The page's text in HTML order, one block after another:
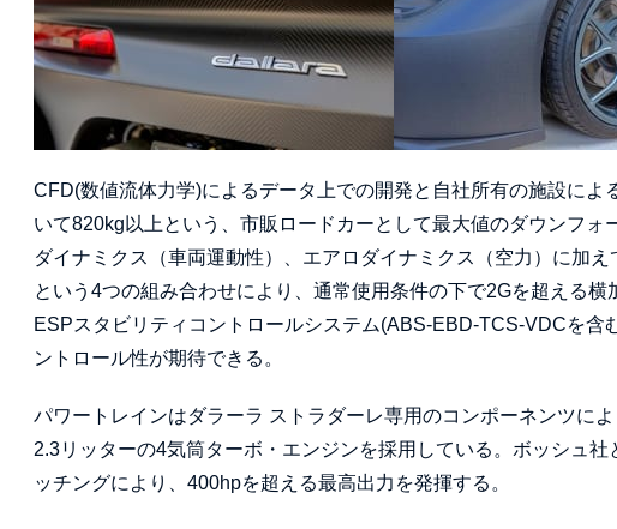
CFD(数値流体力学)によるデータ上での開発と自社所有の施設に
いて820kg以上という、市販ロードカーとして最大値のダウンフ
ダイナミクス（車両運動性）、エアロダイナミクス（空力）に加
という4つの組み合わせにより、通常使用条件の下で2Gを超える
ESPスタビリティコントロールシステム(ABS-EBD-TCS-VDCを
ントロール性が期待できる。
パワートレインはダラーラ ストラダーレ専用のコンポーネンツに
2.3リッターの4気筒ターボ・エンジンを採用している。ボッシュ
ッチングにより、400hpを超える最高出力を発揮する。